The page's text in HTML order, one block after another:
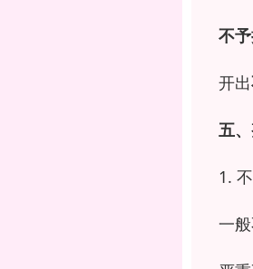
不
开出
五
1.
一